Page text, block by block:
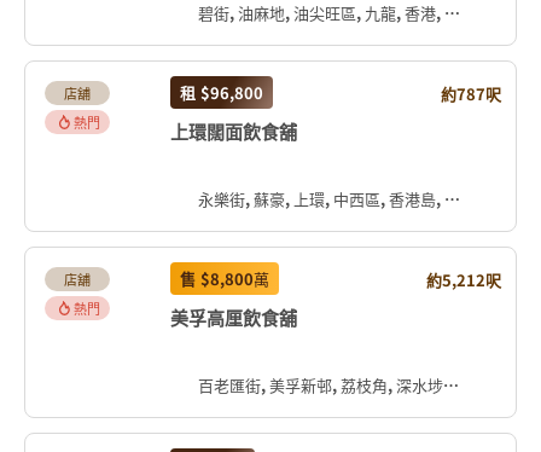
碧街, 油麻地, 油尖旺區, 九龍, 香港, 中国
店舖
熱門
租 $96,800 約787呎
上環闊面飲食舖
永樂街, 蘇豪, 上環, 中西區, 香港島, 香港, 中国
店舖
熱門
售 $8,800萬 約5,212呎
美孚高厘飲食舖
百老匯街, 美孚新邨, 荔枝角, 深水埗區, 九龍, 香港, 中国